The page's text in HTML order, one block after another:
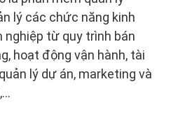
lý các chức năng kinh
nghiệp từ quy trình bán
hoạt động vận hành, tài
lý dự án, marketing và